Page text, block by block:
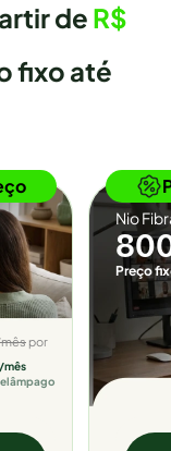
de R$
fixo até
mês por
/mês
Nio
Preço